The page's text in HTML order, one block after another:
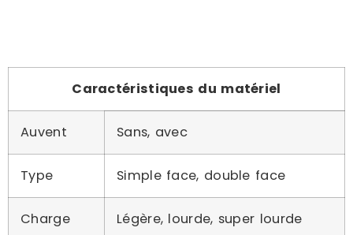
Caractéristiques du matériel
Auvent Sans, avec
Type Simple face, double face
Charge Légère, lourde, super lourde